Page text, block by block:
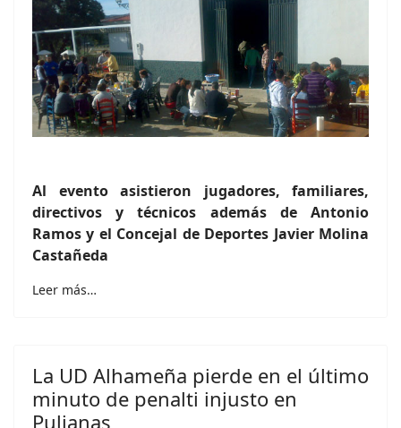
Al evento asistieron jugadores, familiares,
directivos y técnicos además de Antonio
Ramos y el Concejal de Deportes Javier Molina
Castañeda
Leer más…
La UD Alhameña pierde en el último
minuto de penalti injusto en
Pulianas